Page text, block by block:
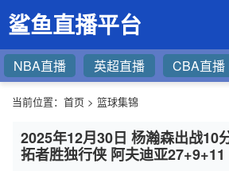
鲨鱼直播平台
NBA直播 英超直播 CBA直播
当前位置： 首页 > 篮球集锦
2025年12月30日 杨瀚森出战10
拓者胜独行侠 阿夫迪亚27+9+11